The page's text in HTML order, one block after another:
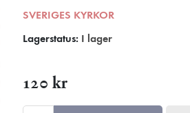
SVERIGES KYRKOR
Lagerstatus: I lager
120 kr